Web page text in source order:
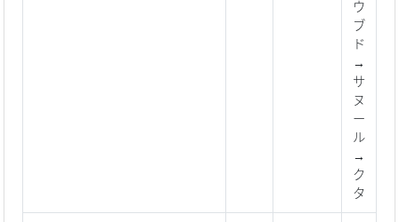
ウ
ブ
ド
→
サ
ヌ
ー
ル
→
ク
タ